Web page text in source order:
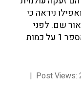
ניראה כי
שם. לפני
חודשים רבים אני זוכר שהופיע המספר 1 על כמות
Post Views: